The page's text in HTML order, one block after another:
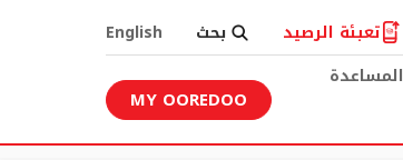
تعبئة الرصيد بحث
English
المساعدة
MY OOREDOO